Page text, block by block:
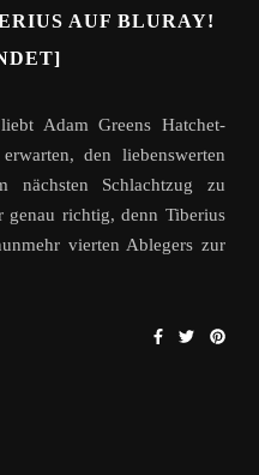
AUF BLURAY!
Adam Greens Hatchet-
den liebenswerten
nächsten Schlachtzug zu
genau richtig, denn Tiberius
vierten Ablegers zur